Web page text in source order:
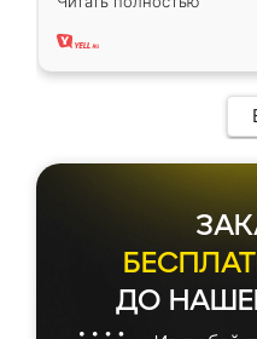
два года, нареканий
ДО